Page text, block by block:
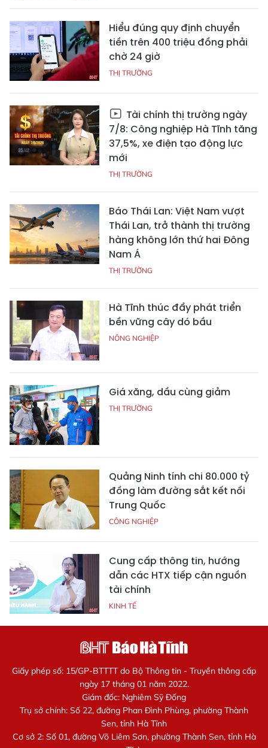
Hiểu đúng quy định chuyển
tiền trên 400 triệu đồng phải
chờ 24 giờ
THỊ TRƯỜNG
Tài chính thị trường ngày
7/8: Công nghiệp Hà Tĩnh tăng
37,5%, xe điện tạo động lực
mới
THỊ TRƯỜNG
Báo Thái Lan: Việt Nam vượt
Thái Lan, trở thành thị trường
hàng không lớn thứ hai Đông
Nam Á
THỊ TRƯỜNG
Hà Tĩnh thúc đẩy phát triển
bền vững cây dó bầu
NÔNG NGHIỆP
Giá xăng, dầu cùng giảm
THỊ TRƯỜNG
Quảng Ninh tính chi 80.000 tỷ
đồng làm đường sắt kết nối
Trung Quốc
CÔNG NGHIỆP
Cung cấp thông tin, hướng
dẫn các HTX tiếp cận nguồn
tài chính
KINH TẾ
Giấy phép số: 15/GP-BTTTT do Bộ Thông tin - Truyền thông cấp
ngày 17 tháng 01 năm 2022.
Giám đốc: Nghiêm Sỹ Đống
Trụ sở chính: Số 22, đường Phan Đình Phùng, phường Thành
Sen, tỉnh Hà Tĩnh
Cơ sở 2: Số 01, đường Võ Liêm Sơn, phường Thành Sen, tỉnh Hà